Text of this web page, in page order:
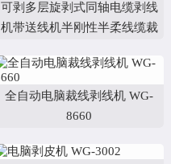
可剥多层旋剥式同轴电缆剥线
机带送线机半刚性半柔线缆裁
全自动电脑裁线剥线机 WG-
8660